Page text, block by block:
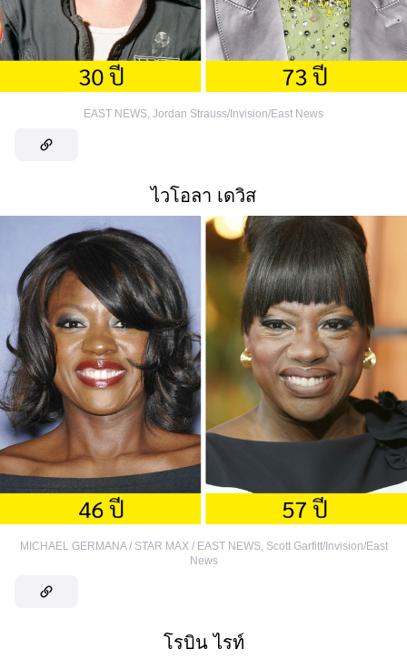
EAST NEWS Jordan Strauss/Invision/East News
ไวโอลา เดวิส
MICHAEL GERMANA / STAR MAX / EAST NEWS, Scott Garfitt/Invision/East
News
โรบิน ไรท์